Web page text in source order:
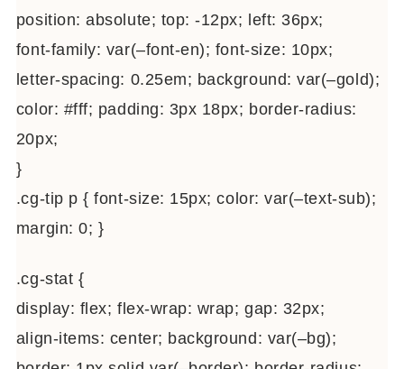
position: absolute; top: -12px; left: 36px;
font-family: var(–font-en); font-size: 10px;
letter-spacing: 0.25em; background: var(–gold);
color: #fff; padding: 3px 18px; border-radius:
20px;
}
.cg-tip p { font-size: 15px; color: var(–text-sub);
margin: 0; }
.cg-stat {
display: flex; flex-wrap: wrap; gap: 32px;
align-items: center; background: var(–bg);